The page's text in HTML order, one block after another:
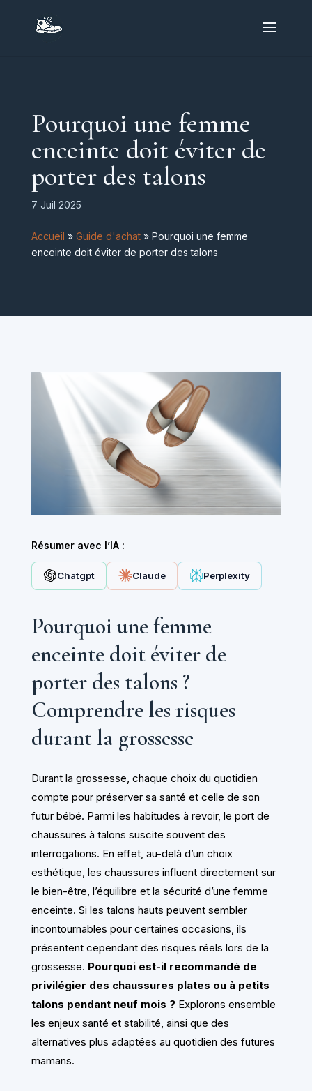
Pourquoi une femme
enceinte doit éviter de
porter des talons
7 Juil 2025
Accueil » Guide d'achat» Pourquoi une femme
enceinte doit éviter de porter des talons
Résumer avec l’IA :
Chatgpt Claude Perplexity
Pourquoi une femme
enceinte doit éviter de
porter des talons ?
Comprendre les risques
durant la grossesse
Durant la grossesse, chaque choix du quotidien
compte pour préserver sa santé et celle de son
futur bébé. Parmi les habitudes à revoir, le port de
chaussures à talons suscite souvent des
interrogations. En effet, au-delà d’un choix
esthétique, les chaussures influent directement sur
le bien-être, l’équilibre et la sécurité d’une femme
enceinte. Si les talons hauts peuvent sembler
incontournables pour certaines occasions, ils
présentent cependant des risques réels lors de la
grossesse. Pourquoi est-il recommandé de
privilégier des chaussures plates ou à petits
talons pendant neuf mois ?Explorons ensemble
les enjeux santé et stabilité, ainsi que des
alternatives plus adaptées au quotidien des futures
mamans.